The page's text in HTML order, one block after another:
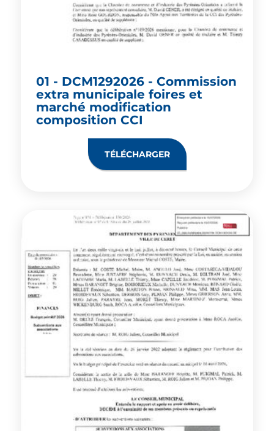
01 - DCM1292026 - Commission
extra municipale foires et
marché modification
composition CCI
TÉLÉCHARGER